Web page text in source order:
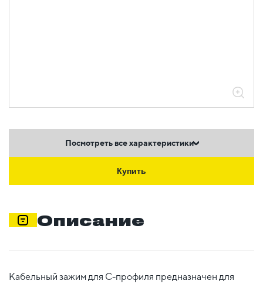
Посмотреть все характеристики
Купить
Описание
Кабельный зажим для С-профиля предназначен для